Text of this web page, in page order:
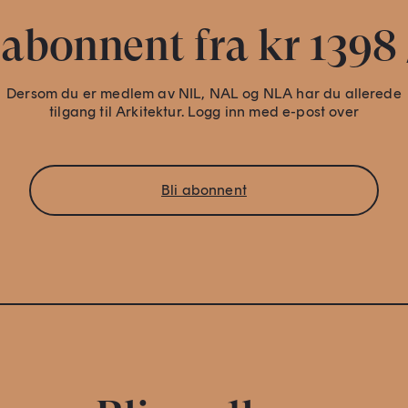
fra kr 1398
Dersom du er medlem av NIL, NAL og NLA har du allerede
tilgang til Arkitektur. Logg inn med e-post over
Bli abonnent